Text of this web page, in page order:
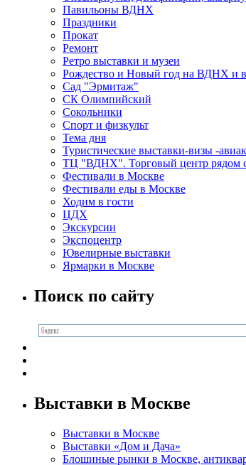
Павильоны ВДНХ
Праздники
Прокат
Ремонт
Ретро выставки и музеи
Рождество и Новый год на ВДНХ и
Сад "Эрмитаж"
СК Олимпийский
Сокольники
Спорт и физкульт
Тема дня
Туристические выставки-визы -
ТЦ "ВДНХ". Торговый центр рядом
Фестивали в Москве
Фестивали еды в Москве
Ходим в гости
ЦДХ
Экскурсии
Экспоцентр
Ювелирные выставки
Ярмарки в Москве
Поиск по сайту
Выставки в Москве
Выставки в Москве
Выставки «Дом и Дача»
Блошиные рынки в Москве,